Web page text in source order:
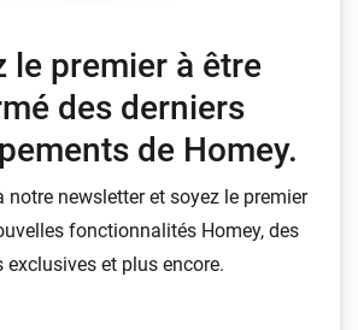
le premier à être
des derniers
de Homey.
notre newsletter et soyez le premier
fonctionnalités Homey, des
exclusives et plus encore.